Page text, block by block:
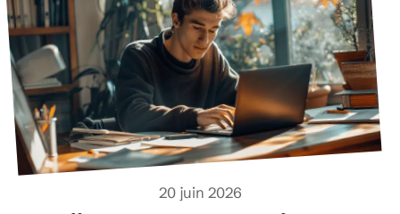
20 juin 2026
Pourquoi recruter un diplômé
de BTS systèmes
informatiques profite à
l’entreprise
En savoir plus